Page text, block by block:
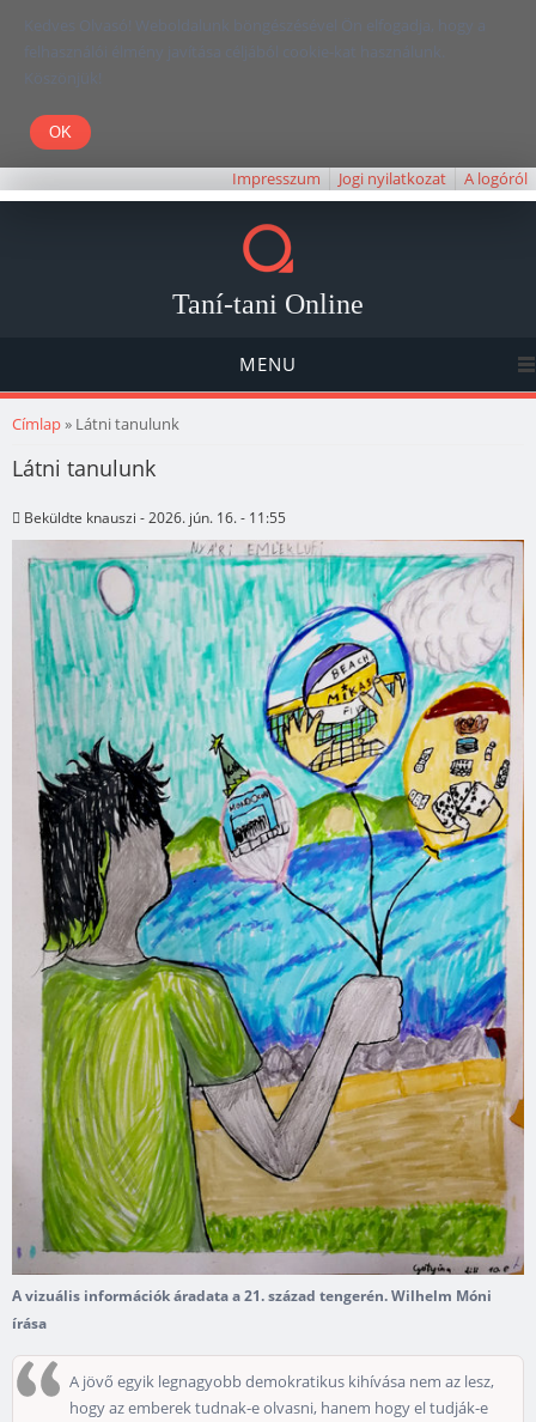
Kedves Olvasó! Weboldalunk böngészésével Ön elfogadja, hogy a
felhasználói élmény javítása céljából cookie-kat használunk.
Köszönjük!
Impresszum Jogi nyilatkozat A logóról
Taní-tani Online
MENU
Jelenlegi hely
Címlap» Látni tanulunk
Látni tanulunk
Beküldte knauszi - 2026. jún. 16. - 11:55
A vizuális információk áradata a 21. század tengerén. Wilhelm Móni
írása
A jövő egyik legnagyobb demokratikus kihívása nem az lesz,
hogy az emberek tudnak-e olvasni, hanem hogy el tudják-e